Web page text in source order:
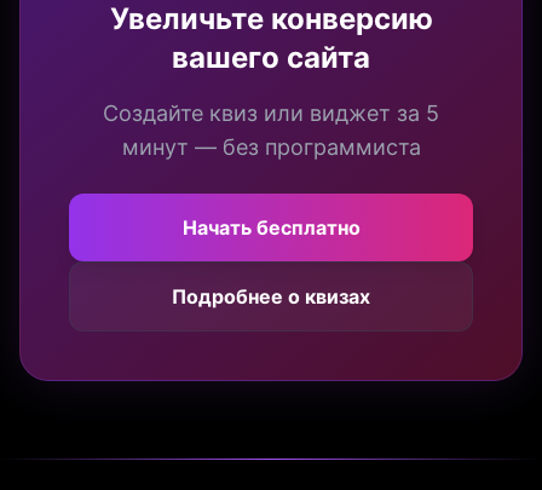
Увеличьте конверсию
вашего сайта
Создайте квиз или виджет за 5
минут — без программиста
Начать бесплатно
Подробнее о квизах